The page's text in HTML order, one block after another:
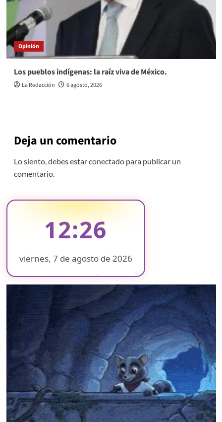
Opinión
Los pueblos indígenas: la raíz viva de México.
La Redacción 6 agosto, 2026
Deja un comentario
Lo siento, debes estarconectadopara publicar un
comentario.
12:26
viernes, 7 de agosto de 2026
❄
❄
❄
❄